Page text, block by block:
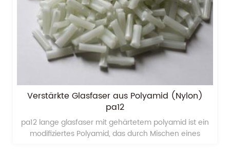
Verstärkte Glasfaser aus Polyamid (Nylon)
pa12
pa12 lange glasfaser mit gehärtetem polyamid ist ein
modifiziertes Polyamid, das durch Mischen eines